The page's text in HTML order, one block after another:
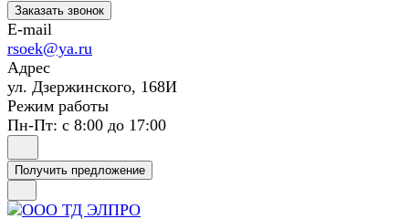
Заказать звонок
E-mail
rsoek@ya.ru
Адрес
ул. Дзержинского, 168И
Режим работы
Пн-Пт: с 8:00 до 17:00
Получить предложение